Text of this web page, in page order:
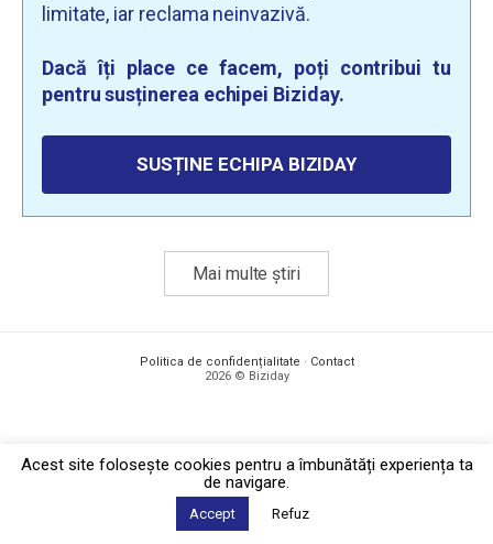
limitate, iar reclama neinvazivă.
Dacă îți place ce facem, poți contribui tu
pentru susținerea echipei Biziday.
SUSȚINE ECHIPA BIZIDAY
Mai multe știri
Politica de confidențialitate · Contact
2026 © Biziday
Acest site foloseşte cookies pentru a îmbunătăți experiența ta
de navigare.
Accept Refuz